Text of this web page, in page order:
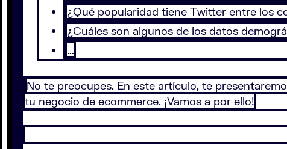
¿Qué popularidad tiene Twitter entre los
¿Cuáles son algunos de los datos
...
No te preocupes. En este artículo, te
tu negocio de ecommerce. ¡Vamos a por ello!